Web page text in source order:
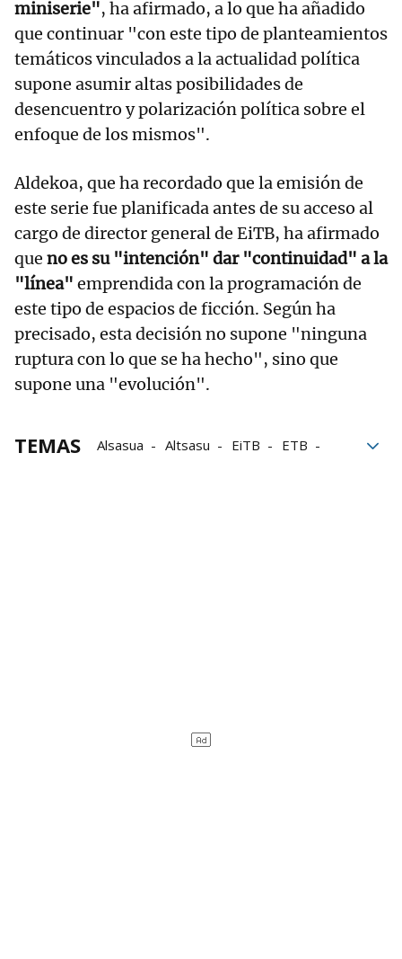
miniserie", ha afirmado, a lo que ha añadido
que continuar "con este tipo de planteamientos
temáticos vinculados a la actualidad política
supone asumir altas posibilidades de
desencuentro y polarización política sobre el
enfoque de los mismos".
Aldekoa, que ha recordado que la emisión de
este serie fue planificada antes de su acceso al
cargo de director general de EiTB, ha afirmado
que no es su "intención" dar "continuidad" a la
"línea" emprendida con la programación de
este tipo de espacios de ficción. Según ha
precisado, esta decisión no supone "ninguna
ruptura con lo que se ha hecho", sino que
supone una "evolución".
TEMAS Alsasua Altsasu EiTB
ETB